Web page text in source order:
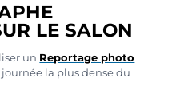
LE SALON
un Reportage photo
la plus dense du